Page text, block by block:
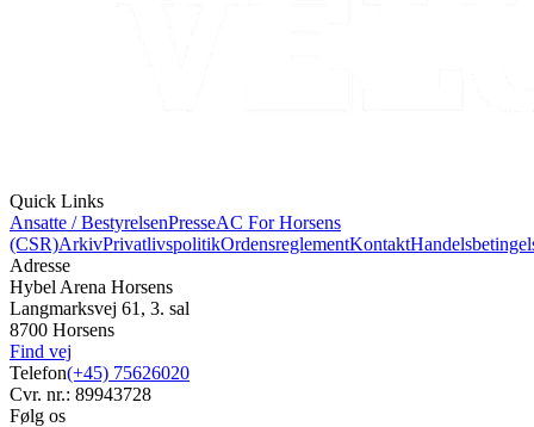
Quick Links
Ansatte / BestyrelsenPresseAC For Horsens
(CSR)ArkivPrivatlivspolitikOrdensreglementKontakt
Adresse
Hybel Arena Horsens
Langmarksvej 61, 3. sal
8700 Horsens
Find vej
Telefon(+45) 75626020
Cvr. nr.: 89943728
Følg os